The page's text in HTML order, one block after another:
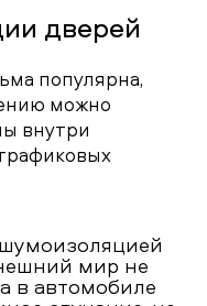
дверей
популярна,
можно
внутри
мир не
в автомобиле